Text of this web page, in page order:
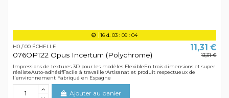
16 d. 03 :09 :04
H0 / 00 ÉCHELLE
076OP122 Opus Incertum (Polychrome)
11,31 €
13,31 €
Impressions de textures 3D pour les modèles FlexibleEn trois dimensions et super
réalisteAuto-adhésifFacile à travaillerArtisanat et produit respectueux de
l'environnement Fabriqué en Espagne
Ajouter au panier